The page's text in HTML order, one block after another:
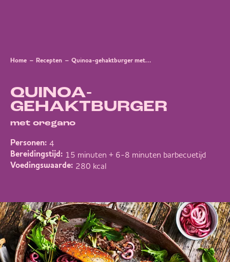
Home Recepten Quinoa-gehaktburger met oregano
QUINOA-
GEHAKTBURGER
met oregano
Personen: 4
Bereidingstijd: 15 minuten + 6-8 minuten barbecuetijd
Voedingswaarde: 280 kcal